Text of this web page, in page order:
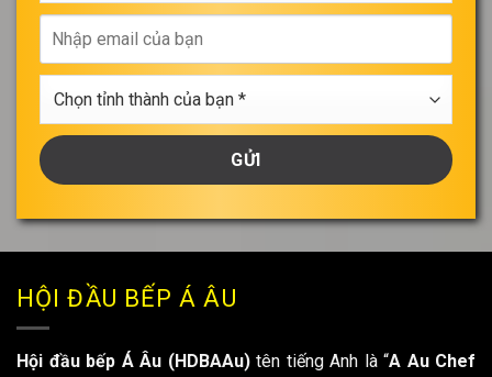
gian
tư
vấnemail
của
bạn
tỉnh
thành
của
bạn
HỘI ĐẦU BẾP Á ÂU
Hội đầu bếp Á Âu (HDBAAu)tên tiếng Anh là “A Au Chef